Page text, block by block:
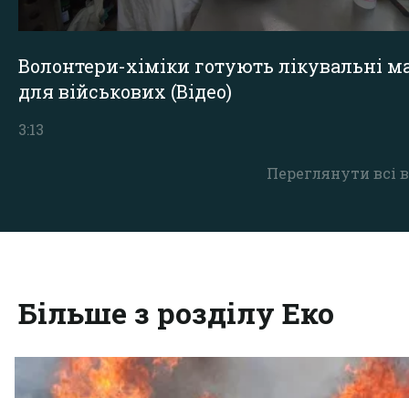
Переглянути всі
Волонтери-хіміки готують лікувальні
для військових (Відео)
3:13
Більше з розділу Еко